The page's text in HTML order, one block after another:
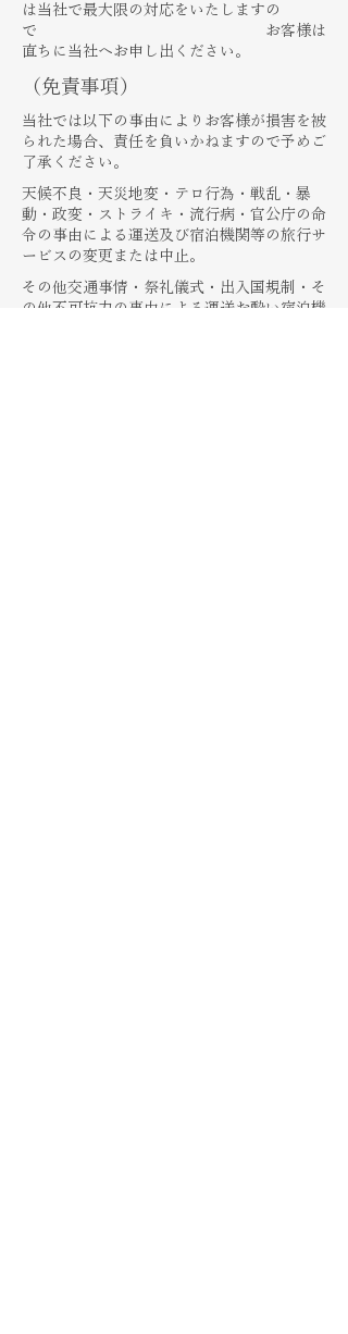
は当社で最大限の対応をいたしますの
で お客様は
直ちに当社へお申し出ください。
（免責事項）
当社では以下の事由によりお客様が損害を被
られた場合、責任を負いかねますので予めご
了承ください。
天候不良・天災地変・テロ行為・戦乱・暴
動・政変・ストライキ・流行病・官公庁の命
令の事由による運送及び宿泊機関等の旅行サ
ービスの変更または中止。
その他交通事情・祭礼儀式・出入国規制・そ
の他不可抗力の事由による運送お酔い宿泊機